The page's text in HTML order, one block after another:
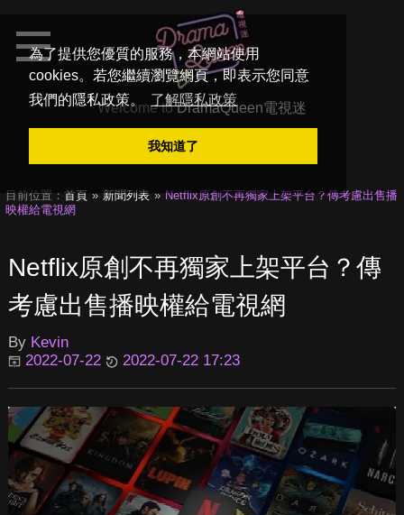
為了提供您優質的服務，本網站使用
cookies。若您繼續瀏覽網頁，即表示您同意
我們的隱私政策。
了解隱私政策
我知道了
Welcome toDramaQueen電視迷
目前位置： 首頁 新聞列表
Netflix原創不再獨家上架平台？傳考慮出售播
映權給電視網
Netflix原創不再獨家上架平台？傳
考慮出售播映權給電視網
By Kevin
2022-07-22
2022-07-22 17:23